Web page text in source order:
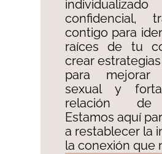
confidencial,
contigo para
raíces de tu
crear
para
sexual y
relación de
Estamos aquí
a restablecer la
la conexión que